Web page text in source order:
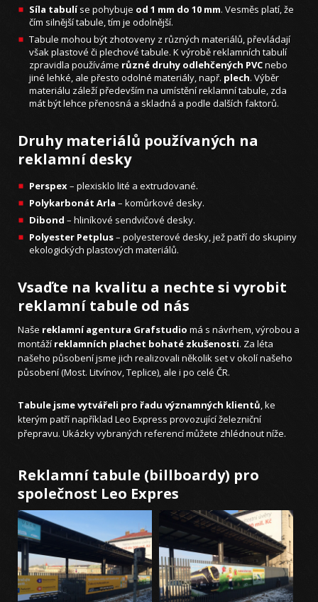
Síla tabulíse pohybuje od 1 mm do 10 mm. Vesměs platí, že
čím silnější tabule, tím je odolnější.
Tabule mohou být zhotoveny z různých materiálů, převládají
však plastové či plechové tabule. K výrobě reklamních tabulí
zpravidla používáme různé druhy odlehčených PVCnebo
jiné lehké, ale přesto odolné materiály, např. plech. Výběr
materiálu záleží především na umístění reklamní tabule, zda
mát být lehce přenosná a skladná a podle dalších faktorů.
Druhy materiálů používaných na
reklamní desky
Perspex– plexisklo lité a extrudované.
Polykarbonát Arla – komůrkové desky.
Dibond – hliníkové sendvičové desky.
Polyester Petplus– polyesterové desky, jež patří do skupiny
ekologických plastových materiálů.
Vsaďte na kvalitu a nechte si vyrobit
reklamní tabule od nás
Naše reklamní agentura Grafstudio má s návrhem, výrobou a
montáží reklamních plachet bohaté zkušenosti. Za léta
našeho působení jsme jich realizovali několik set v okolí našeho
působení (Most. Litvínov, Teplice), ale i po celé ČR.
Tabule jsme vytvářeli pro řadu významných klientů, ke
kterým patří například Leo Express provozující železniční
přepravu. Ukázky vybraných referencí můžete zhlédnout níže.
Reklamní tabule (billboardy) pro
společnost Leo Expres